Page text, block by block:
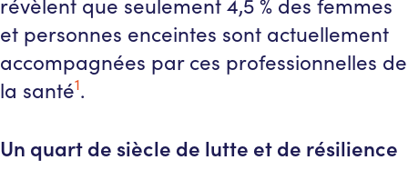
et personnes enceintes sont actuellement
accompagnées par ces professionnelles de
la santé1.
Un quart de siècle de lutte et de résilience